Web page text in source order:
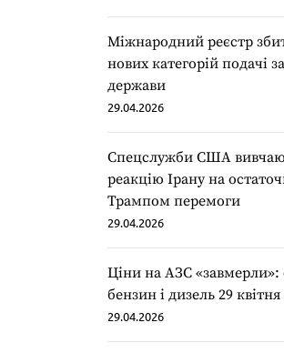
Міжнародний реєстр
нових категорій подачі
держави
29.04.2026
Спецслужби США
реакцію Ірану на
Трампом перемоги
29.04.2026
Ціни на АЗС
бензин і дизель 29 квітня
29.04.2026